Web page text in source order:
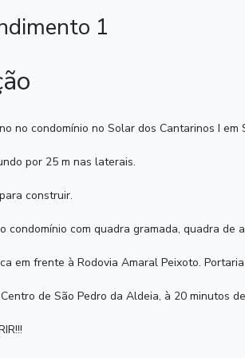
1
no condomínio no Solar dos Cantarinos I em
por 25 m nas laterais.
construir.
condomínio com quadra gramada, quadra
em frente à Rodovia Amaral Peixoto.
de São Pedro da Aldeia, à 20 minutos